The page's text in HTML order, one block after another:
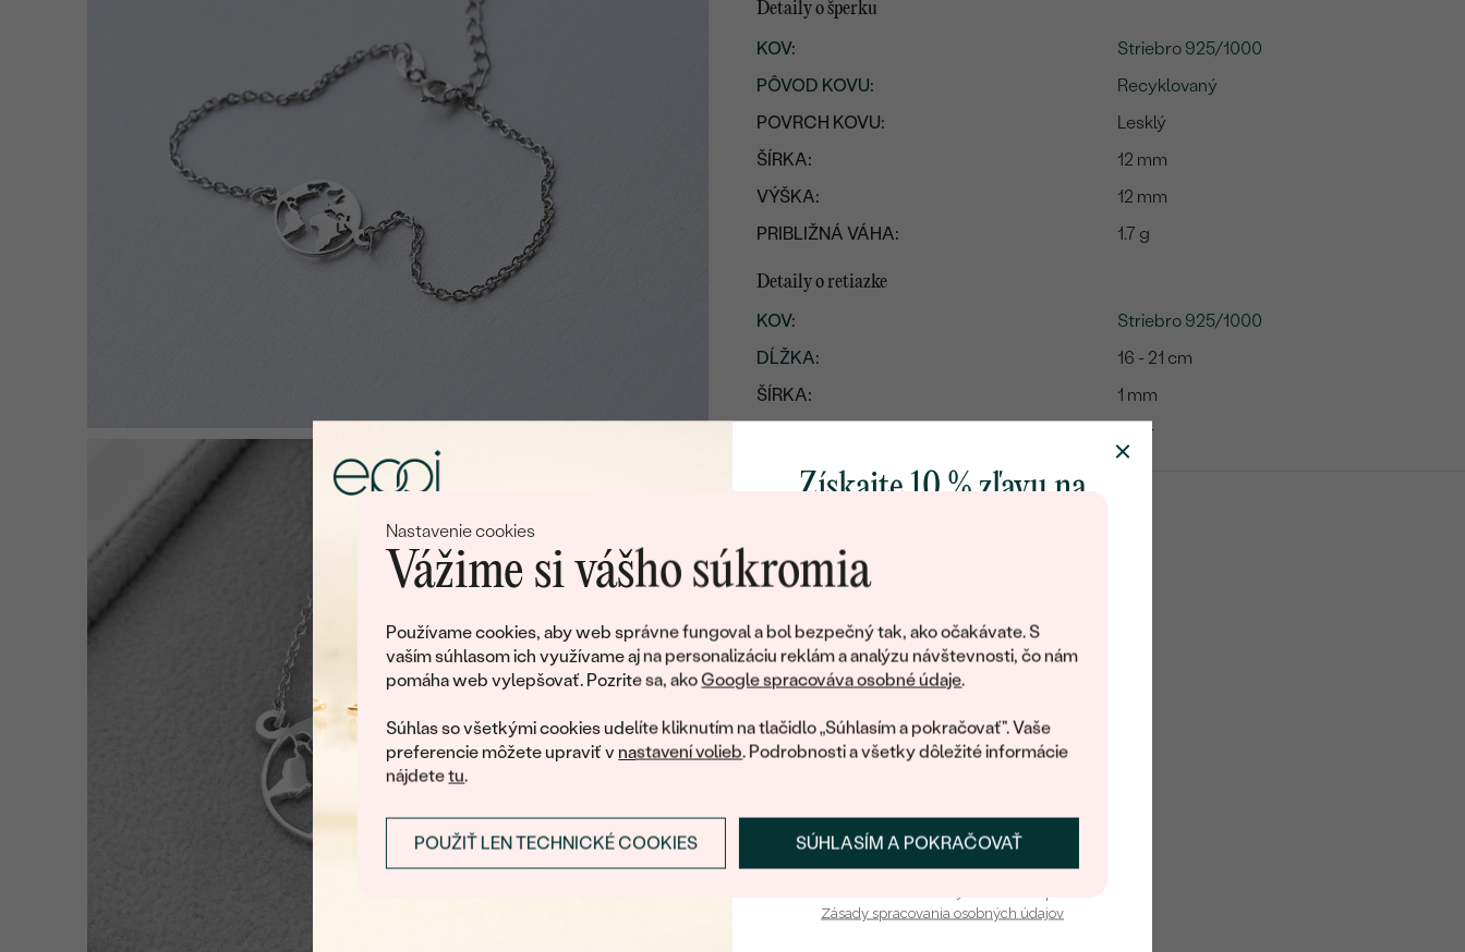
Nastavenie cookies
Vážime si vášho súkromia
Používame cookies, aby web správne fungoval a bol bezpečný tak, ako očakávate. S
vaším súhlasom ich využívame aj na personalizáciu reklám a analýzu návštevnosti, čo nám
pomáha web vylepšovať. Pozrite sa, akoGoogle spracováva osobné údaje.
Súhlas so všetkými cookies udelíte kliknutím na tlačidlo „Súhlasím a pokračovať". Vaše
preferencie môžete upraviť v nastavení volieb. Podrobnosti a všetky dôležité informácie
nájdetetu.
SÚHLASÍM A POKRAČOVAŤ
POUŽIŤ LEN TECHNICKÉ COOKIES
Detaily o šperku
KOV:
Striebro 925/1000
PÔVOD KOVU:
Recyklovaný
POVRCH KOVU:
Lesklý
ŠÍRKA:
12 mm
VÝŠKA:
12 mm
PRIBLIŽNÁ VÁHA:
1.7 g
Detaily o retiazke
KOV:
Striebro 925/1000
DĹŽKA:
16 - 21 cm
ŠÍRKA:
1 mm
Ankr
Získajte 10 % zľavu na
poctivo vyrábaných šperkov Eppi.
Ako darček na privítanie vám
obratom pošleme zľavový kód na
Prihlásiť sa a získať zľavu
Zásady spracovania osobných údajov